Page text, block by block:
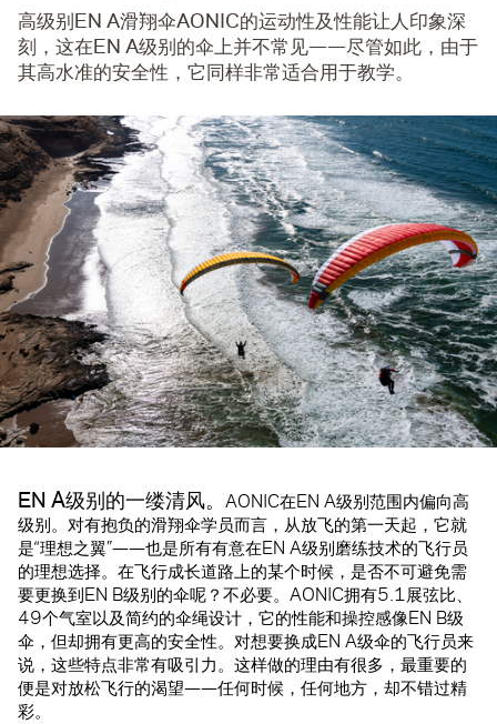
高级别EN A滑翔伞AONIC的运动性及性能让人印象深
刻，这在EN A级别的伞上并不常见——尽管如此，由于
其高水准的安全性，它同样非常适合用于教学。
EN A级别的一缕清风。 AONIC在EN A级别范围内偏向高
级别。对有抱负的滑翔伞学员而言，从放飞的第一天起，它就
是“理想之翼”——也是所有有意在EN A级别磨练技术的飞行员
的理想选择。在飞行成长道路上的某个时候，是否不可避免需
要更换到EN B级别的伞呢？不必要。AONIC拥有5.1展弦比、
49个气室以及简约的伞绳设计，它的性能和操控感像EN B级
伞，但却拥有更高的安全性。对想要换成EN A级伞的飞行员来
说，这些特点非常有吸引力。这样做的理由有很多，最重要的
便是对放松飞行的渴望——任何时候，任何地方，却不错过精
彩。